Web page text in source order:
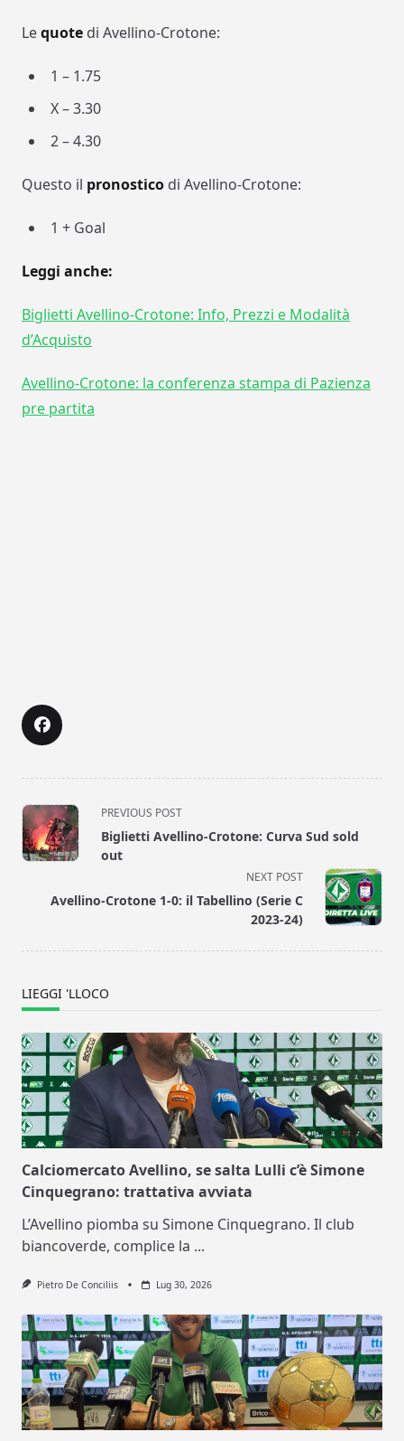
Lequote di Avellino-Crotone:
1 – 1.75
X – 3.30
2 – 4.30
Questo il pronostico di Avellino-Crotone:
1 + Goal
Leggi anche:
Biglietti Avellino-Crotone: Info, Prezzi e Modalità
d’Acquisto
Avellino-Crotone: la conferenza stampa di Pazienza
pre partita
<span
class="nav-
subtitle
reader-
PREVIOUS POST
Biglietti Avellino-Crotone: Curva Sud sold
out
NEXT POST
Avellino-Crotone 1-0: il Tabellino (Serie C
2023-24)
LIEGGI 'LLOCO
Calciomercato Avellino, se salta Lulli c’è Simone
Cinquegrano: trattativa avviata
L’Avellino piomba su Simone Cinquegrano. Il club
biancoverde, complice la ...
Pietro De Conciliis Lug 30, 2026